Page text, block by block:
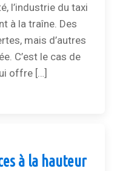
l’industrie du taxi
à la traîne. Des
mais d’autres
C’est le cas de
offre […]
à la hauteur